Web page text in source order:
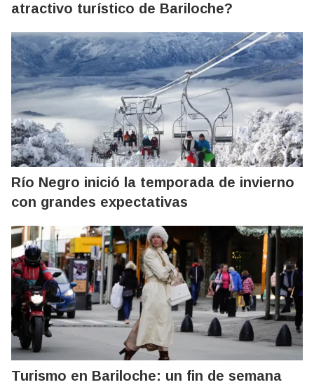
atractivo turístico de Bariloche?
Río Negro inició la temporada de invierno
con grandes expectativas
Turismo en Bariloche: un fin de semana